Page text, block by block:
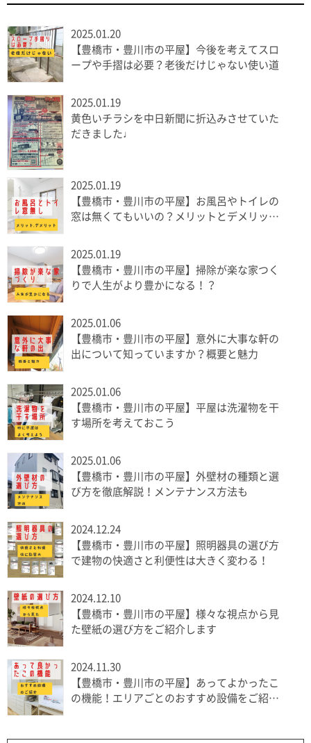
2025.01.20
【豊橋市・豊川市の平屋】今後を考えてスロ
ープや手摺は必要？老後だけじゃない使い道
2025.01.19
黄色いチラシを中日新聞に折込みさせていた
だきました♩
2025.01.19
【豊橋市・豊川市の平屋】お風呂やトイレの
窓は無くてもいいの？メリットとデメリット
2025.01.19
【豊橋市・豊川市の平屋】掃除が楽な家つく
りで人生がより豊かになる！？
2025.01.06
【豊橋市・豊川市の平屋】意外に大事な軒の
出について知っていますか？概要と魅力
2025.01.06
【豊橋市・豊川市の平屋】平屋は洗濯物を干
す場所を考えておこう
2025.01.06
【豊橋市・豊川市の平屋】外壁材の種類と選
び方を徹底解説！メンテナンス方法も
2024.12.24
【豊橋市・豊川市の平屋】照明器具の選び方
で建物の快適さと利便性は大きく変わる！
2024.12.10
【豊橋市・豊川市の平屋】様々な視点から見
た壁紙の選び方をご紹介します
2024.11.30
【豊橋市・豊川市の平屋】あってよかったこ
の機能！エリアごとのおすすめ設備をご紹介